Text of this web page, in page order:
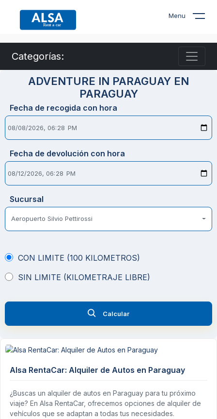
Menu
Categorías:
ADVENTURE IN PARAGUAY EN
PARAGUAY
Fecha de recogida con hora
Fecha de devolución con hora
Sucursal
Aeropuerto Silvio Pettirossi
CON LIMITE (100 KILOMETROS)
SIN LIMITE (KILOMETRAJE LIBRE)
Calcular
Alsa RentaCar: Alquiler de Autos en Paraguay
¿Buscas un alquiler de autos en Paraguay para tu próximo
viaje? En Alsa RentaCar, ofrecemos opciones de alquiler de
vehículos que se adaptan a todas tus necesidades.